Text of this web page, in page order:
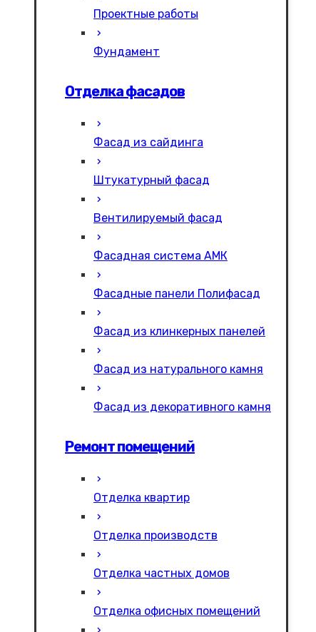
Проектные работы
Фундамент
Отделка фасадов
Фасад из сайдинга
Штукатурный фасад
Вентилируемый фасад
Фасадная система АМК
Фасадные панели Полифасад
Фасад из клинкерных панелей
Фасад из натурального камня
Фасад из декоративного камня
Ремонт помещений
Отделка квартир
Отделка производств
Отделка частных домов
Отделка офисных помещений